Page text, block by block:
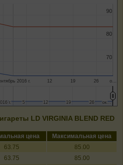
2016 г. о…
12 19 26
70
70
80
80
90
90
г.
г. ок…
ок…
5
5 12
12 19
19 26
26
LD VIRGINIA BLEND RED
цена
Максимальная цена
63.75
85.00
63.75
85.00